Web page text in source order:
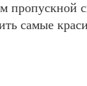
пропускной
самые